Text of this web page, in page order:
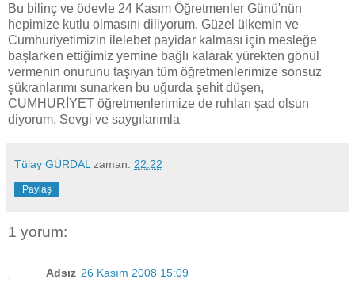
Bu bilinç ve ödevle 24 Kasım Öğretmenler Günü'nün
hepimize kutlu olmasını diliyorum. Güzel ülkemin ve
Cumhuriyetimizin ilelebet payidar kalması için mesleğe
başlarken ettiğimiz yemine bağlı kalarak yürekten gönül
vermenin onurunu taşıyan tüm öğretmenlerimize sonsuz
şükranlarımı sunarken bu uğurda şehit düşen,
CUMHURİYET öğretmenlerimize de ruhları şad olsun
diyorum. Sevgi ve saygılarımla
Tülay GÜRDAL zaman: 22:22
Paylaş
1 yorum:
Adsız 26 Kasım 2008 15:09